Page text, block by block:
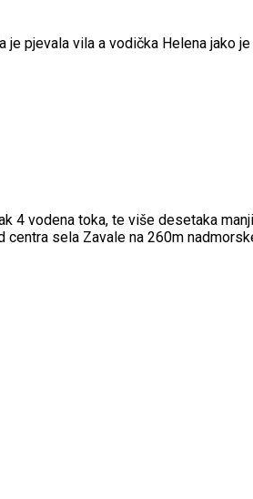
pjevala vila a vodička Helena
vodena toka, te više desetaka
sela Zavale na 260m